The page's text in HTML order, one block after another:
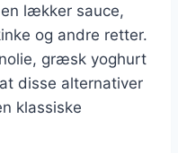
lækker sauce,
og andre retter.
græsk yoghurt
disse alternativer
klassiske